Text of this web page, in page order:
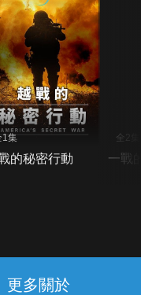
更多關於
1集
的秘密行動
全2集
一戰